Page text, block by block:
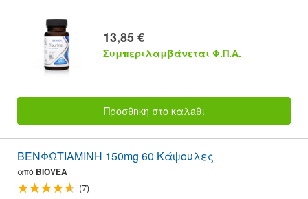
13,85 €
Συμπεριλαμβάνεται Φ.Π.Α.
Προσθnκη στο καλaθι
ΒΕΝΦΩΤΙΑΜΙΝΗ 150mg 60 Κάψουλες
από BIOVEA
(7)